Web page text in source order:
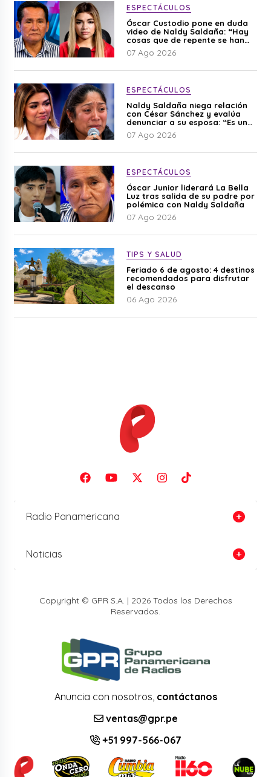
ESPECTÁCULOS
Óscar Custodio pone en duda
video de Naldy Saldaña: “Hay
cosas que de repente se han
editado”
07 Ago 2026
ESPECTÁCULOS
Naldy Saldaña niega relación
con César Sánchez y evalúa
denunciar a su esposa: “Es una
difamación”
07 Ago 2026
ESPECTÁCULOS
Óscar Junior liderará La Bella
Luz tras salida de su padre por
polémica con Naldy Saldaña
07 Ago 2026
TIPS Y SALUD
Feriado 6 de agosto: 4 destinos
recomendados para disfrutar
el descanso
06 Ago 2026
Radio Panamericana
Noticias
Copyright © GPR S.A. | 2026 Todos los Derechos
Reservados.
Anuncia con nosotros, contáctanos
ventas@gpr.pe
+51 997-566-067